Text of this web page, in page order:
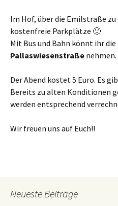
Im Hof, über die Emilstraße
kostenfreie Parkplätze 🙂
Mit Bus und Bahn könnt ihr
Pallaswiesenstraße nehmen.
Der Abend kostet 5 Euro. Es
Bereits zu alten Konditionen
werden entsprechend
Wir freuen uns auf Euch!!
Neueste Beiträge